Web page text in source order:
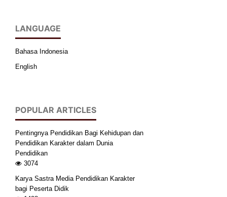
LANGUAGE
Bahasa Indonesia
English
POPULAR ARTICLES
Pentingnya Pendidikan Bagi Kehidupan dan
Pendidikan Karakter dalam Dunia
Pendidikan
3074
Karya Sastra Media Pendidikan Karakter
bagi Peserta Didik